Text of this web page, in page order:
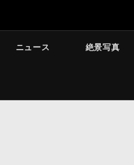
ニュース 絶景写真